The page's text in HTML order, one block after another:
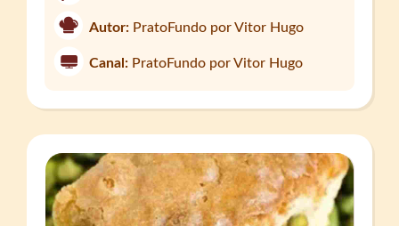
Autor: PratoFundo por Vitor Hugo
Canal: PratoFundo por Vitor Hugo